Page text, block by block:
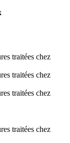
traitées chez
traitées chez
traitées chez
traitées chez